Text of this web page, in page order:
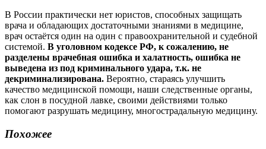
В России практически нет юристов, способных защищать
врача и обладающих достаточными знаниями в медицине,
врач остаётся один на один с правоохранительной и судебной
системой. В уголовном кодексе РФ, к сожалению, не
разделены врачебная ошибка и халатность, ошибка не
выведена из под криминального удара, т.к. не
декриминализирована. Вероятно, стараясь улучшить
качество медицинской помощи, наши следственные органы,
как слон в посудной лавке, своими действиями только
помогают разрушать медицину, многострадальную медицину.
Похожее